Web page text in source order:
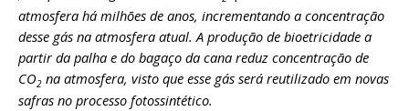
atmosfera há milhões de anos, incrementando a concentração
desse gás na atmosfera atual. A produção de bioetricidade a
partir da palha e do bagaço da cana reduz concentração de
CO2 na atmosfera, visto que esse gás será reutilizado em novas
safras no processo fotossintético.